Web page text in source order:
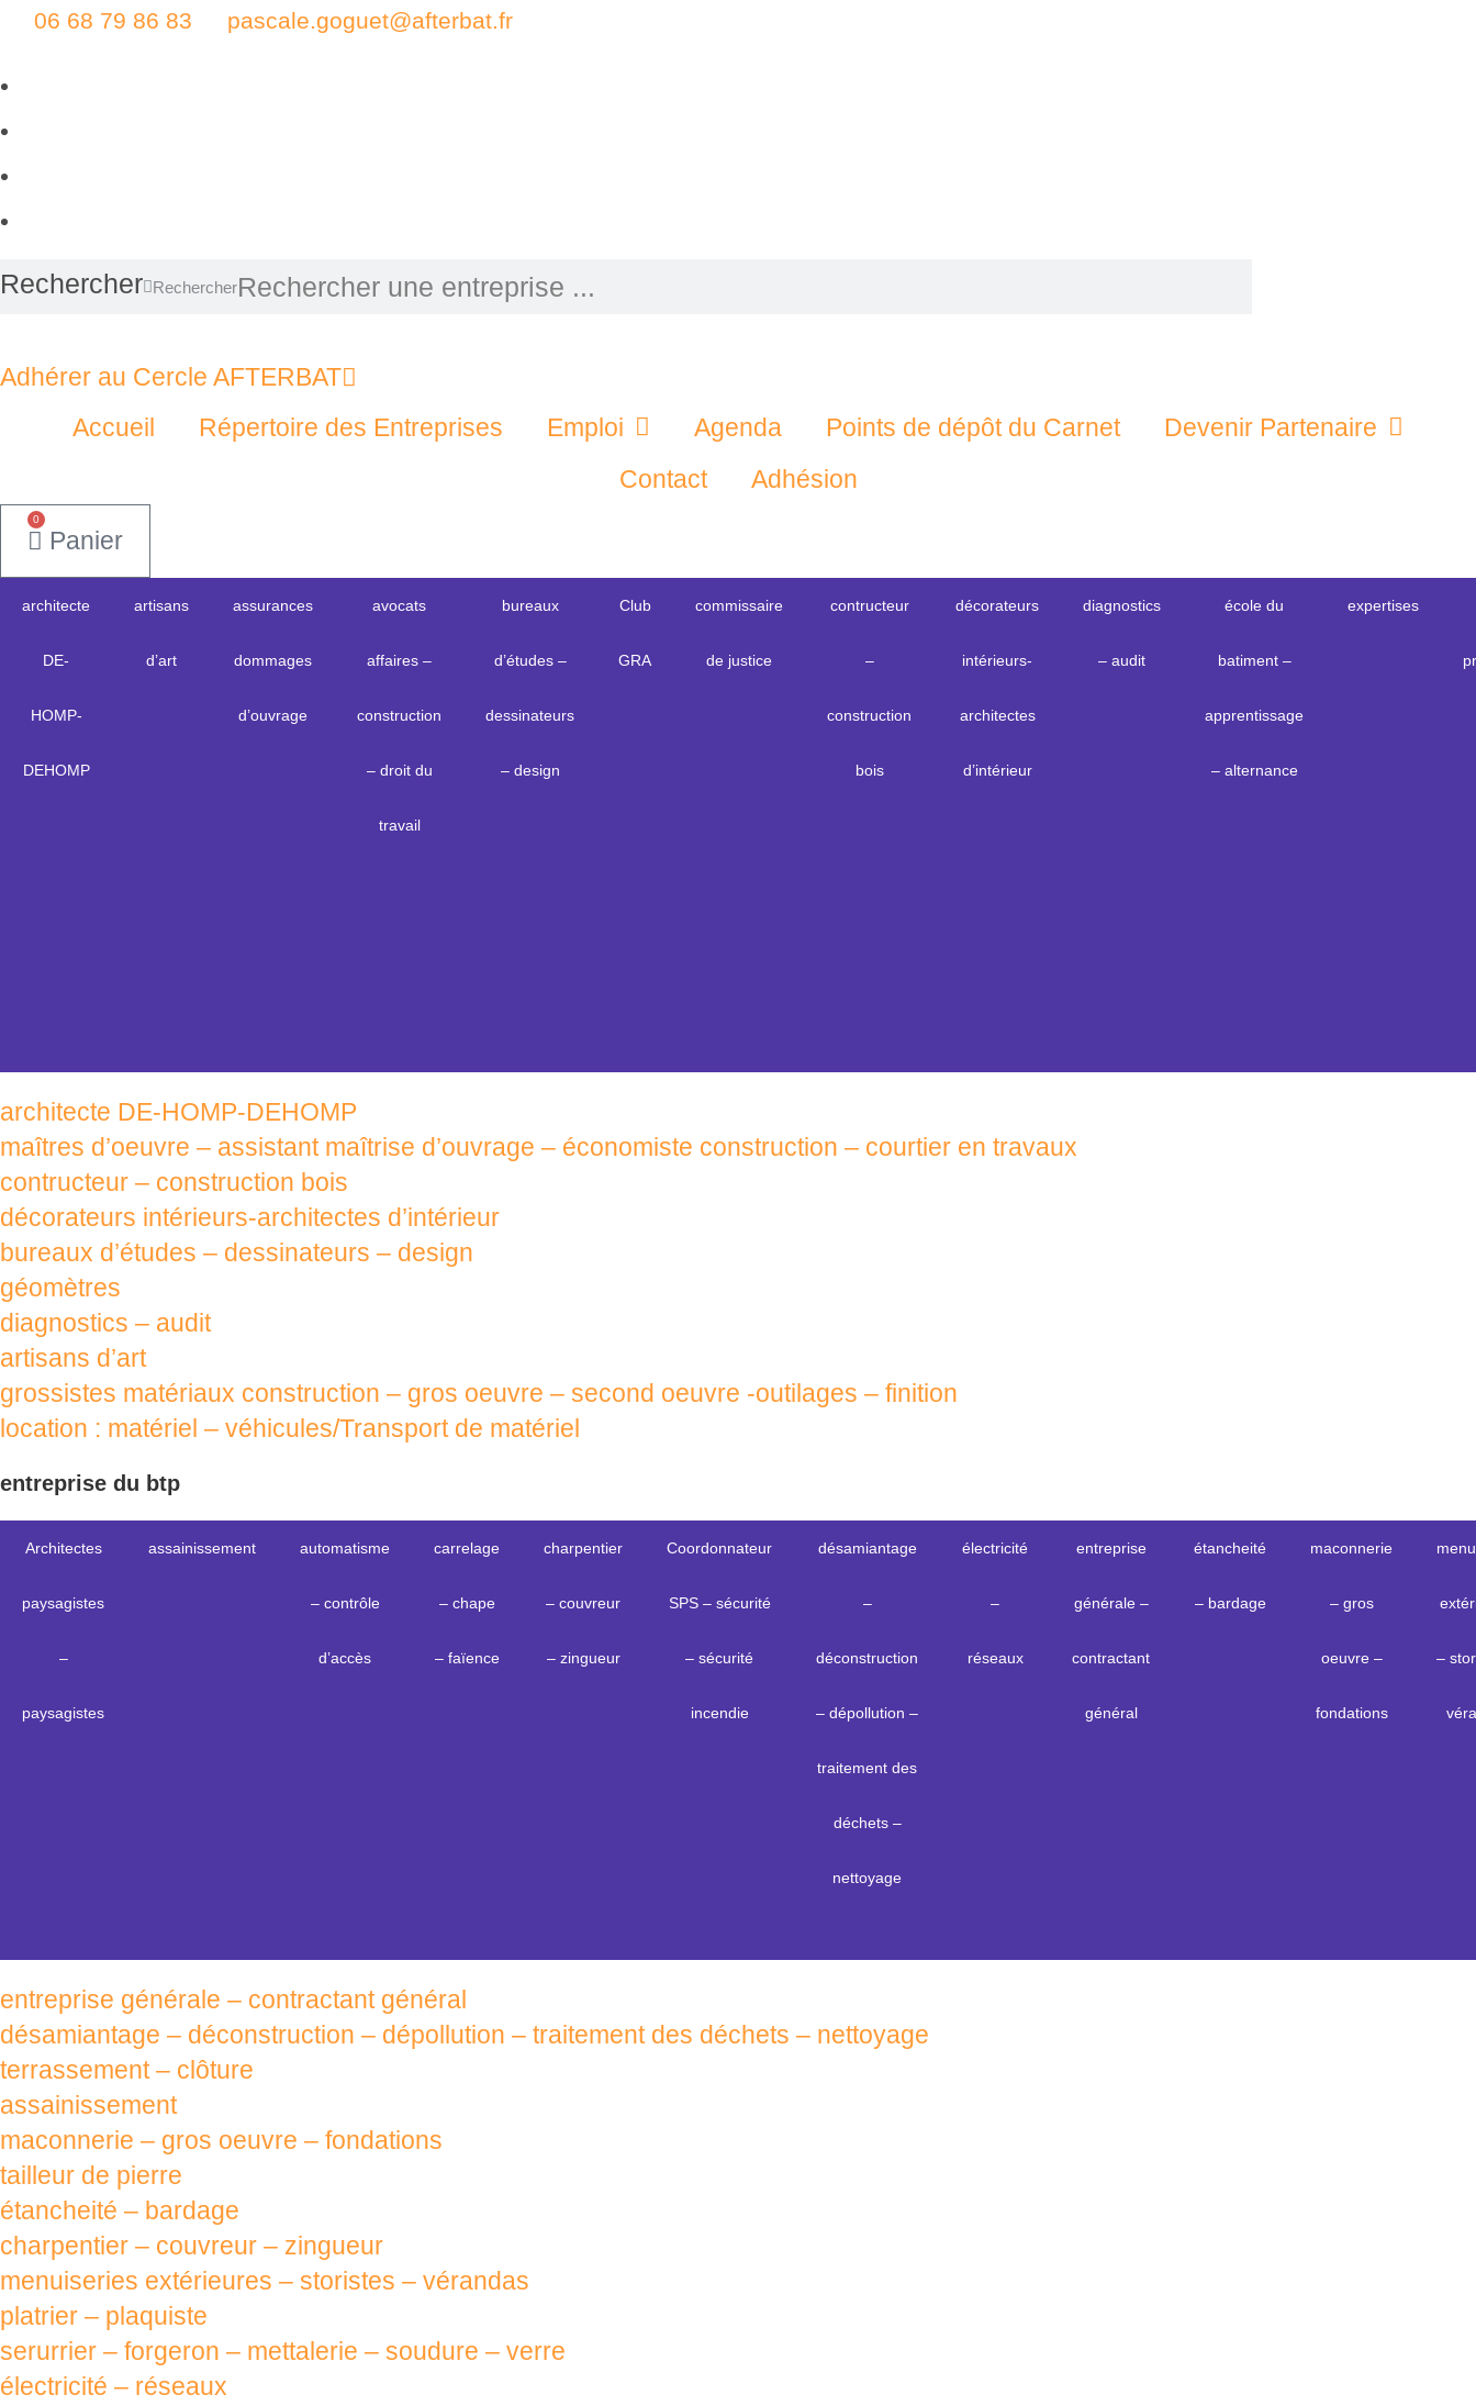
06 68 79 86 83 pascale.goguet@afterbat.fr
Rechercher Rechercher
Adhérer au Cercle AFTERBAT
Accueil
Répertoire des Entreprises Emploi Agenda Points de dépôt du Carnet
Devenir Partenaire
Contact
Adhésion
0
Panier
architecte
DE-
HOMP-
DEHOMP
artisans
d’art
assurances
dommages
d’ouvrage
avocats
affaires –
construction
– droit du
travail
bureaux
d’études –
dessinateurs
– design
Club
GRA
commissaire
de justice
contructeur
–
construction
bois
décorateurs
intérieurs-
architectes
d’intérieur
diagnostics
– audit
école du
batiment –
apprentissage
– alternance
expertises
architecte DE-HOMP-DEHOMP
maîtres d’oeuvre – assistant maîtrise d’ouvrage – économiste construction – courtier en travaux
contructeur – construction bois
décorateurs intérieurs-architectes d’intérieur
bureaux d’études – dessinateurs – design
géomètres
diagnostics – audit
artisans d’art
grossistes matériaux construction – gros oeuvre – second oeuvre -outilages – finition
location : matériel – véhicules/Transport de matériel
entreprise du btp
Architectes
paysagistes
–
paysagistes
assainissement automatisme
– contrôle
d’accès
carrelage
– chape
– faïence
charpentier
– couvreur
– zingueur
Coordonnateur
SPS – sécurité
– sécurité
incendie
désamiantage
–
déconstruction
– dépollution –
traitement des
déchets –
nettoyage
électricité
–
réseaux
entreprise
générale –
contractant
général
étancheité
– bardage
maconnerie
– gros
oeuvre –
fondations
–
entreprise générale – contractant général
désamiantage – déconstruction – dépollution – traitement des déchets – nettoyage
terrassement – clôture
assainissement
maconnerie – gros oeuvre – fondations
tailleur de pierre
étancheité – bardage
charpentier – couvreur – zingueur
menuiseries extérieures – storistes – vérandas
platrier – plaquiste
serurrier – forgeron – mettalerie – soudure – verre
électricité – réseaux